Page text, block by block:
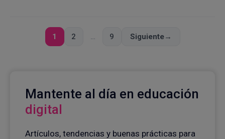
Página
1
Página
2
Página
9 Siguiente→
Mantente al día en educación
digital
Artículos, tendencias y buenas prácticas para